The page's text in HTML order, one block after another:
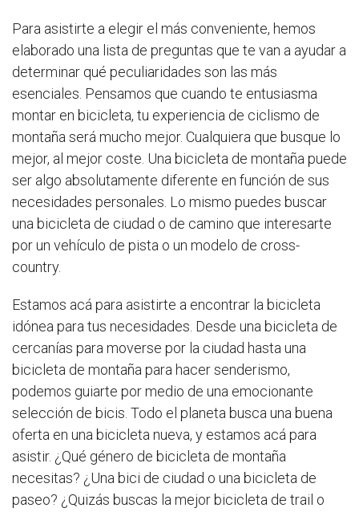
Para asistirte a elegir el más conveniente, hemos
elaborado una lista de preguntas que te van a ayudar a
determinar qué peculiaridades son las más
esenciales. Pensamos que cuando te entusiasma
montar en bicicleta, tu experiencia de ciclismo de
montaña será mucho mejor. Cualquiera que busque lo
mejor, al mejor coste. Una bicicleta de montaña puede
ser algo absolutamente diferente en función de sus
necesidades personales. Lo mismo puedes buscar
una bicicleta de ciudad o de camino que interesarte
por un vehículo de pista o un modelo de cross-
country.
Estamos acá para asistirte a encontrar la bicicleta
idónea para tus necesidades. Desde una bicicleta de
cercanías para moverse por la ciudad hasta una
bicicleta de montaña para hacer senderismo,
podemos guiarte por medio de una emocionante
selección de bicis. Todo el planeta busca una buena
oferta en una bicicleta nueva, y estamos acá para
asistir. ¿Qué género de bicicleta de montaña
necesitas? ¿Una bici de ciudad o una bicicleta de
paseo? ¿Quizás buscas la mejor bicicleta de trail o